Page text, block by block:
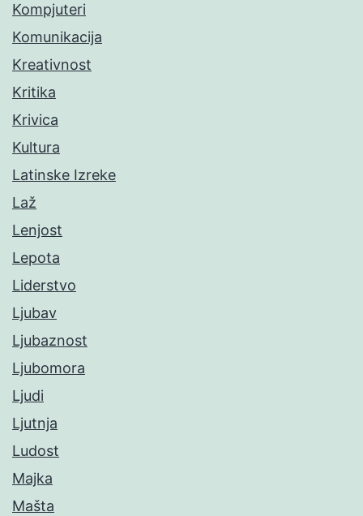
Kompjuteri
Komunikacija
Kreativnost
Kritika
Krivica
Kultura
Latinske Izreke
Laž
Lenjost
Lepota
Liderstvo
Ljubav
Ljubaznost
Ljubomora
Ljudi
Ljutnja
Ludost
Majka
Mašta